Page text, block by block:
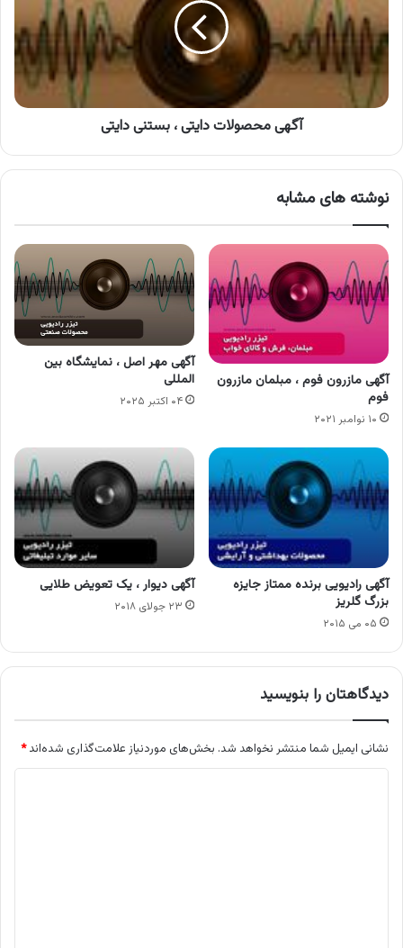
بستنی
دایتی
آگهی محصولات دایتی ، بستنی دایتی
نوشته های مشابه
آگهی مازرون فوم ، مبلمان مازرون
فوم
۱۰ نوامبر ۲۰۲۱
آگهی مهر اصل ، نمایشگاه بین
المللی
۰۴ اکتبر ۲۰۲۵
آگهی رادیویی برنده ممتاز جایزه
بزرگ گلریز
۰۵ می ۲۰۱۵
آگهی دیوار ، یک تعویض طلایی
۲۳ جولای ۲۰۱۸
دیدگاهتان را بنویسید
نشانی ایمیل شما منتشر نخواهد شد. بخش‌های موردنیاز علامت‌گذاری شده‌اند*